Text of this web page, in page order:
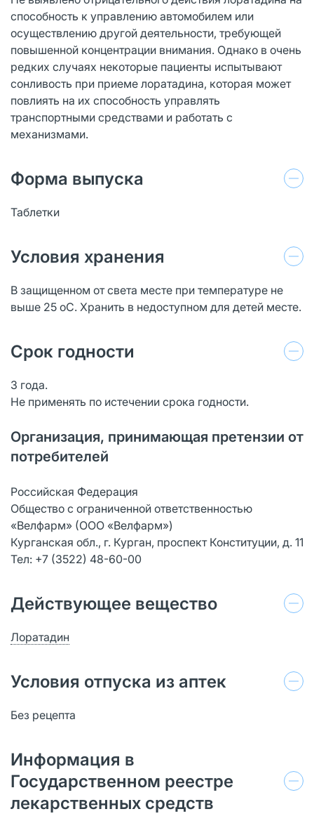
способность к управлению автомобилем или
осуществлению другой деятельности, требующей
повышенной концентрации внимания. Однако в очень
редких случаях некоторые пациенты испытывают
сонливость при приеме лоратадина, которая может
повлиять на их способность управлять
транспортными средствами и работать с
механизмами.
Форма выпуска
Таблетки
Условия хранения
В защищенном от света месте при температуре не
выше 25 оС. Хранить в недоступном для детей месте.
Срок годности
3 года.
Не применять по истечении срока годности.
Организация, принимающая претензии от
потребителей
Российская Федерация
Общество с ограниченной ответственностью
«Велфарм» (ООО «Велфарм»)
Курганская обл., г. Курган, проспект Конституции, д. 11
Тел: +7 (3522) 48-60-00
Действующее вещество
Лоратадин
Условия отпуска из аптек
Без рецепта
Информация в
Государственном реестре
лекарственных средств